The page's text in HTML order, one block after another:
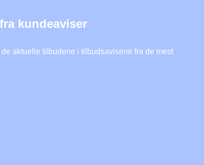
kundeaviser
aktuelle tilbudene i tilbudsavisene fra de mest